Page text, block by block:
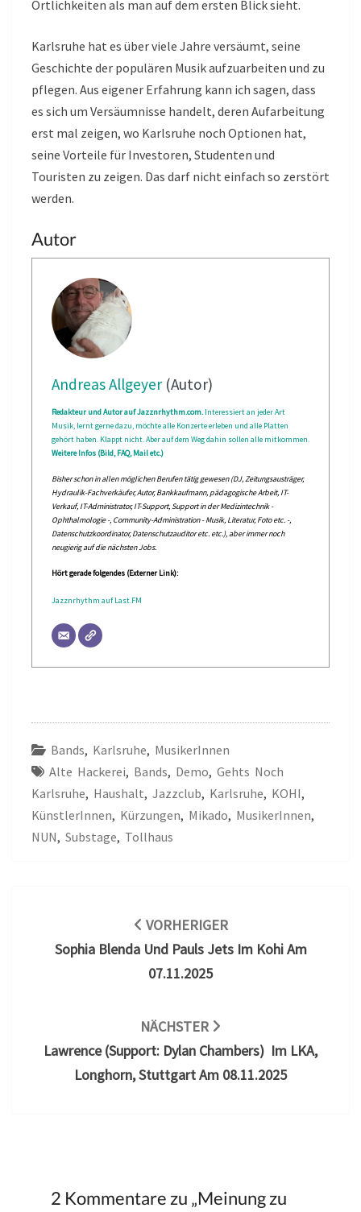
Örtlichkeiten als man auf dem ersten Blick sieht.
Karlsruhe hat es über viele Jahre versäumt, seine
Geschichte der populären Musik aufzuarbeiten und zu
pflegen. Aus eigener Erfahrung kann ich sagen, dass
es sich um Versäumnisse handelt, deren Aufarbeitung
erst mal zeigen, wo Karlsruhe noch Optionen hat,
seine Vorteile für Investoren, Studenten und
Touristen zu zeigen. Das darf nicht einfach so zerstört
werden.
Autor
Andreas Allgeyer(Autor)
Redakteur und Autor auf Jazznrhythm.com.Interessiert an jeder Art
Musik, lernt gerne dazu, möchte alle Konzerte erleben und alle Platten
gehört haben. Klappt nicht. Aber auf dem Weg dahin sollen alle mitkommen.
Weitere Infos (Bild, FAQ, Mail etc.)
Bisher schon in allen möglichen Berufen tätig gewesen (DJ, Zeitungsausträger,
Hydraulik-Fachverkäufer, Autor, Bankkaufmann, pädagogische Arbeit, IT-
Verkauf, IT-Administrator, IT-Support, Support in der Medizintechnik -
Ophthalmologie -, Community-Administration - Musik, Literatur, Foto etc. -,
Datenschutzkoordinator, Datenschutzauditor etc. etc.), aber immer noch
neugierig auf die nächsten Jobs.
Hört gerade folgendes (Externer Link):
Jazznrhythm auf Last.FM
Bands, Karlsruhe, MusikerInnen
Alte Hackerei, Bands, Demo, Gehts Noch
Karlsruhe, Haushalt, Jazzclub, Karlsruhe, KOHI,
KünstlerInnen, Kürzungen, Mikado, MusikerInnen,
NUN, Substage, Tollhaus
VORHERIGER
Sophia Blenda Und Pauls Jets Im Kohi Am
07.11.2025
NÄCHSTER
Lawrence (Support: Dylan Chambers) Im LKA,
Longhorn, Stuttgart Am 08.11.2025
2 Kommentare zu „Meinung zu